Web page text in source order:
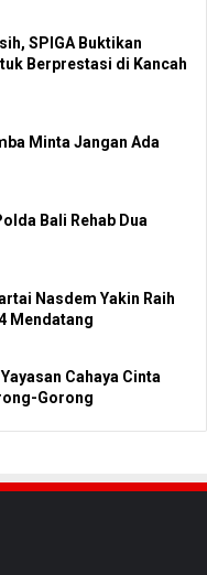
SPIGA Buktikan
Berprestasi di Kancah
Minta Jangan Ada
Bali Rehab Dua
Nasdem Yakin Raih
Mendatang
Cahaya Cinta
Gorong